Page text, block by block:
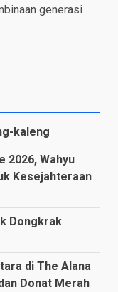
generasi
kaleng
2026, Wahyu
Kesejahteraan
Dongkrak
di The Alana
Donat Merah